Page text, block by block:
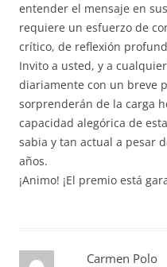
entender el mensaje en
requiere un esfuerzo de
crítico, de reflexión
Invito a usted, y a
diariamente con un breve
sorprenderán de la carga
capacidad alegórica de
sabia y tan actual a pesar
años.
¡Animo! ¡El premio está
Carmen Polo